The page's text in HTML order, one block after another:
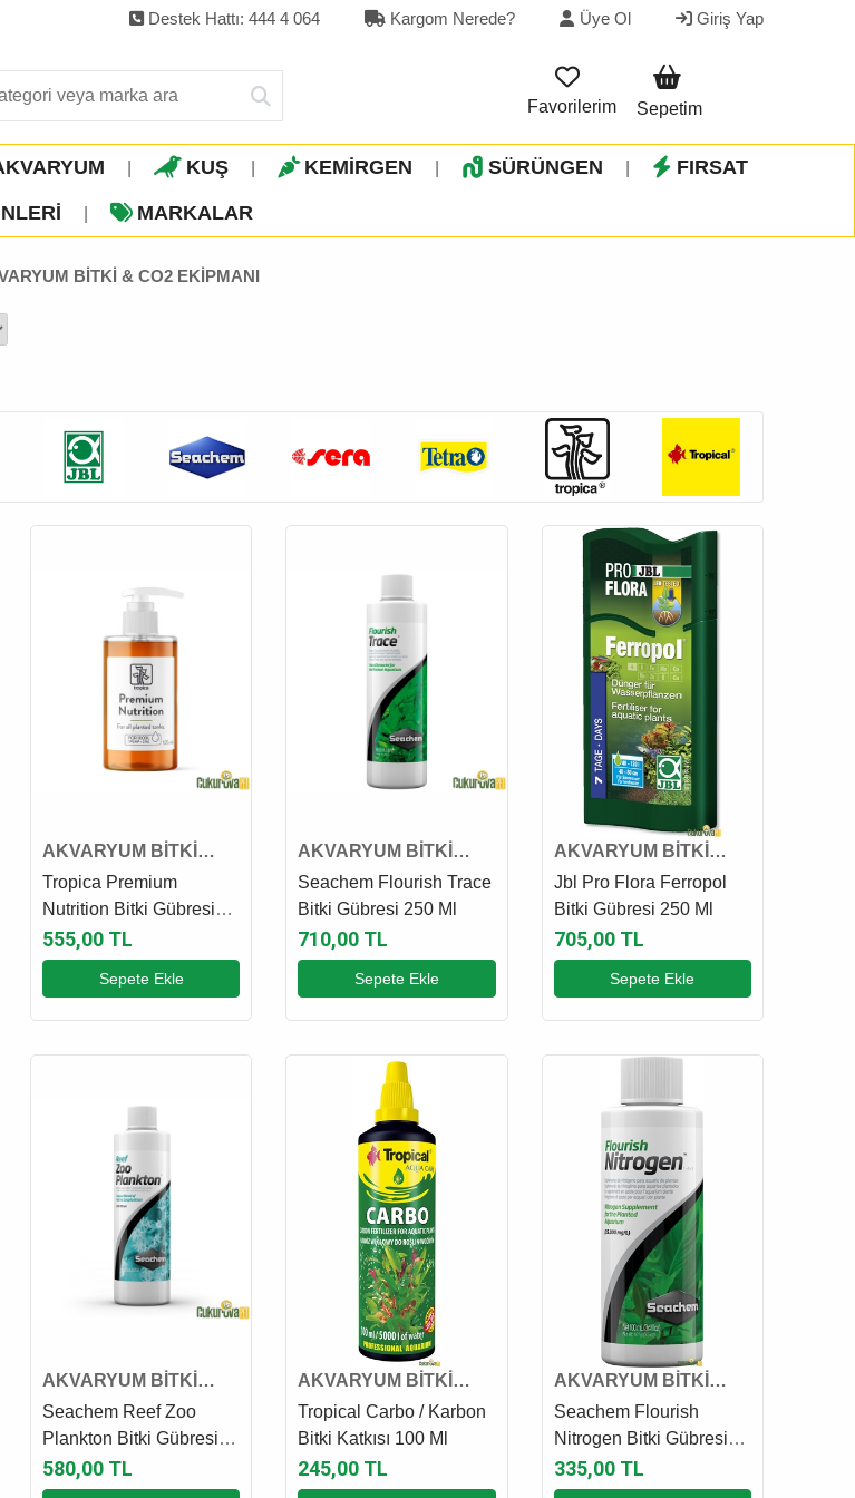
Destek Hattı: 444 4 064 Kargom Nerede? Üye Ol Giriş Yap
Favorilerim Sepetim
KUŞ KEMİRGEN SÜRÜNGEN FIRSAT
MARKALAR
BİTKİ & CO2 EKİPMANI
AKVARYUM BİTKİ
KATKI VE GÜBRESİ
Tropica Premium
Nutrition Bitki Gübresi
125 Ml
555,00 TL
Sepete Ekle
AKVARYUM BİTKİ
KATKI VE GÜBRESİ
Seachem Flourish Trace
Bitki Gübresi 250 Ml
710,00 TL
Sepete Ekle
AKVARYUM BİTKİ
KATKI VE GÜBRESİ
Jbl Pro Flora Ferropol
Bitki Gübresi 250 Ml
705,00 TL
Sepete Ekle
AKVARYUM BİTKİ
KATKI VE GÜBRESİ
Seachem Reef Zoo
Plankton Bitki Gübresi
250 Ml
580,00 TL
AKVARYUM BİTKİ
KATKI VE GÜBRESİ
Tropical Carbo / Karbon
Bitki Katkısı 100 Ml
245,00 TL
AKVARYUM BİTKİ
KATKI VE GÜBRESİ
Seachem Flourish
Nitrogen Bitki Gübresi
100 Ml
335,00 TL